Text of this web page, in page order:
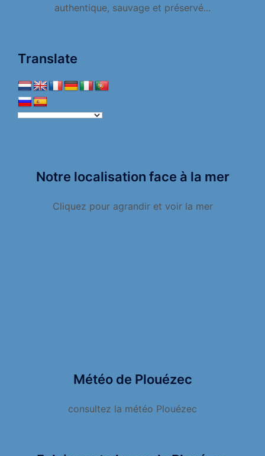
authentique, sauvage et préservé...
Translate
Notre localisation face à la mer
Cliquez pour agrandir et voir la mer
Météo de Plouézec
consultez la météo Plouézec